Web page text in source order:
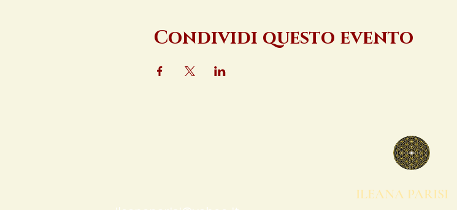
Condividi questo evento
ILEANA PARISI